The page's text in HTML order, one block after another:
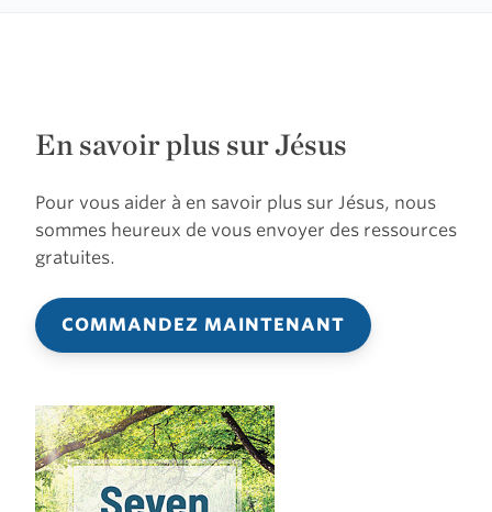
En savoir plus sur Jésus
Pour vous aider à en savoir plus sur Jésus, nous
sommes heureux de vous envoyer des ressources
gratuites.
COMMANDEZ MAINTENANT